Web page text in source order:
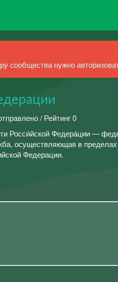
сообщества нужно
/ Рейтинг 0
Росси́йской Федера́ции —
осуществляющая в
Федерации.